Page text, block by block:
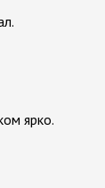
ярко.